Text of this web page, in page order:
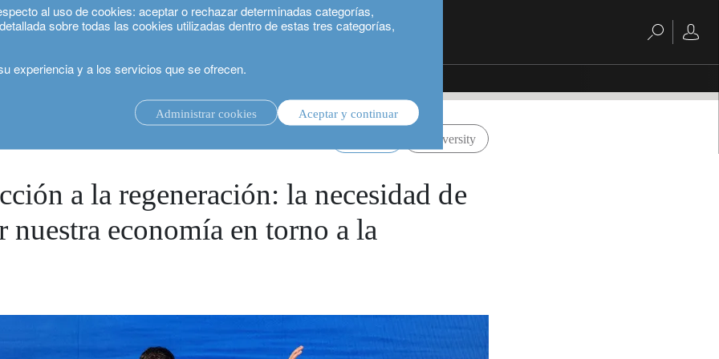
al uso de cookies: aceptar o rechazar determinadas categorías,
sobre todas las cookies utilizadas dentro de estas tres categorías,
experiencia y a los servicios que se ofrecen.
Administrar cookies Aceptar y continuar
la necesidad de transformar nuestra economía en torno a la naturaleza
biodiversity
a la regeneración: la necesidad de
nuestra economía en torno a la